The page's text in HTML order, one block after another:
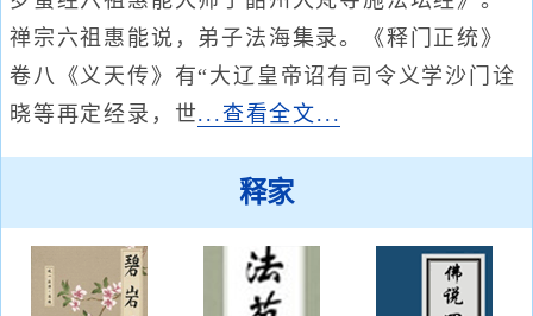
禅宗六祖惠能说，弟子法海集录。《释门正统》
卷八《义天传》有“大辽皇帝诏有司令义学沙门诠
晓等再定经录，世...查看全文...
释家